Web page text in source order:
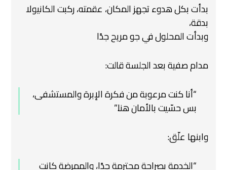
بدأت بكل هدوء تجهز المكان، عقمته، ركبت الكانيولا
بدقة،
وبدأت المحلول في جو مريح جدًا
مدام صفية بعد الجلسة قالت:
“أنا كنت مرعوبة من فكرة الإبرة والمستشفى،
بس حسّيت بالأمان هنا.”
وابنها علّق:
“الخدمة بصراحة محترمة جدًا، والممرضة كانت